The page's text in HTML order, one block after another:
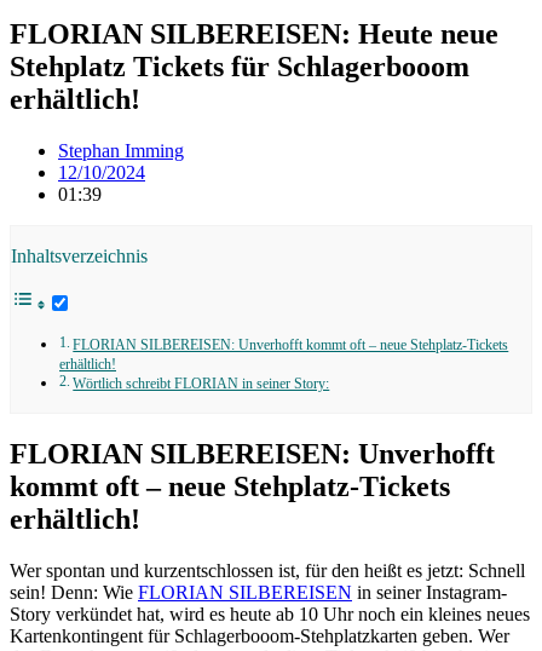
FLORIAN SILBEREISEN: Heute neue
Stehplatz Tickets für Schlagerbooom
erhältlich!
Stephan Imming
12/10/2024
01:39
Inhaltsverzeichnis
FLORIAN SILBEREISEN: Unverhofft kommt oft – neue Stehplatz-Tickets
erhältlich!
Wörtlich schreibt FLORIAN in seiner Story:
FLORIAN SILBEREISEN: Unverhofft
kommt oft – neue Stehplatz-Tickets
erhältlich!
Wer spontan und kurzentschlossen ist, für den heißt es jetzt: Schnell
sein! Denn: Wie FLORIAN SILBEREISEN in seiner Instagram-
Story verkündet hat, wird es heute ab 10 Uhr noch ein kleines neues
Kartenkontingent für Schlagerbooom-Stehplatzkarten geben. Wer